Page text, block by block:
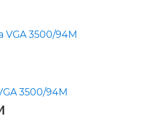
3500/94M